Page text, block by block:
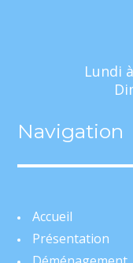
Lundi
Navigation
Accueil
Présentation